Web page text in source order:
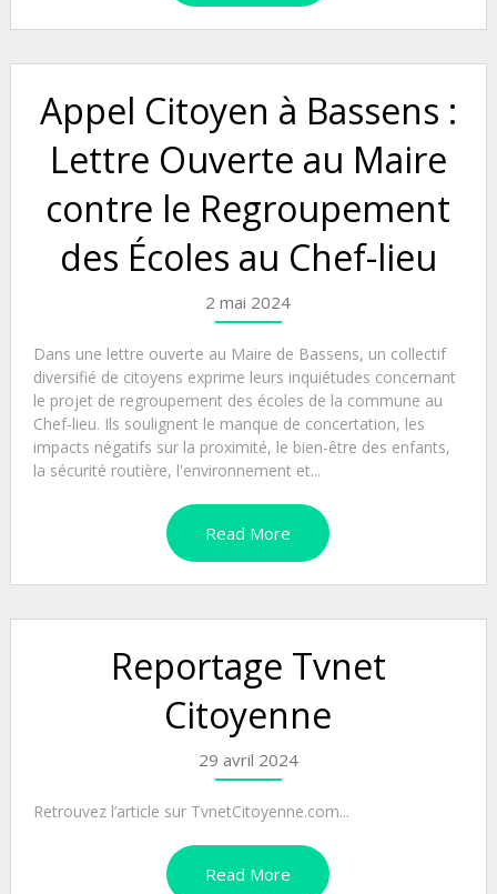
Appel Citoyen à Bassens :
Lettre Ouverte au Maire
contre le Regroupement
des Écoles au Chef-lieu
2 mai 2024
Dans une lettre ouverte au Maire de Bassens, un collectif
diversifié de citoyens exprime leurs inquiétudes concernant
le projet de regroupement des écoles de la commune au
Chef-lieu. Ils soulignent le manque de concertation, les
impacts négatifs sur la proximité, le bien-être des enfants,
la sécurité routière, l'environnement et...
Read More
Reportage Tvnet
Citoyenne
29 avril 2024
Retrouvez l’article sur TvnetCitoyenne.com...
Read More